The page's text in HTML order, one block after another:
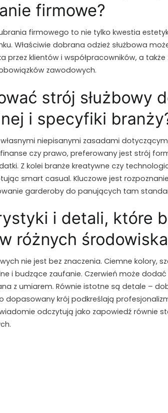
firmowe?
firmowego to nie tylko kwestia
Właściwie dobrana odzież służbowa
przez klientów i współpracowników, a
zawodowych.
strój służbowy
i specyfiki
niepisanymi zasadami
czy prawo, preferowany jest strój
Z kolei branże kreatywne czy
smart casual. Kluczowe jest
garderoby do panujących tam
i detali, które
różnych
nie jest bez znaczenia. Ciemne kolory,
i budzące zaufanie. Czerwień może
z umiarem. Równie istotne są detale –
dopasowany krój podkreślają
odczytują jako zapowiedź równie